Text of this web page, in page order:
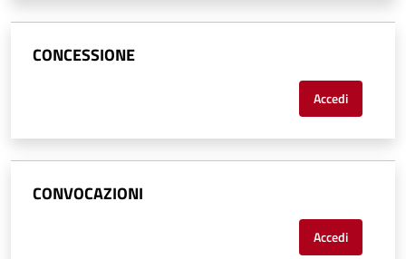
CONCESSIONE
Accedi
CONVOCAZIONI
Accedi